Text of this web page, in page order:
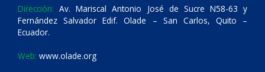
Dirección: Av. Mariscal Antonio José de Sucre N58-63 y
Fernández Salvador Edif. Olade – San Carlos, Quito –
Ecuador.
Web: www.olade.org